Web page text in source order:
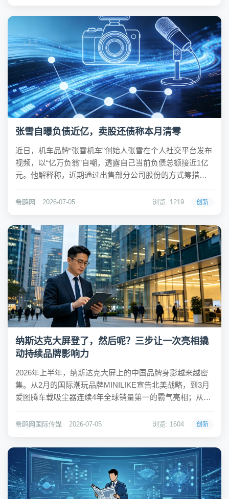
张雪自曝负债近亿，卖股还债称本月清零
近日，机车品牌“张雪机车”创始人张雪在个人社交平台发布
视频，以“亿万负翁”自嘲，透露自己当前负债总额接近1亿
元。他解释称，近期通过出售部分公司股份的方式筹措资
“再也不欠钱了”。希鸥网观察到，张雪在视频中同时分享了
希鸥网 2026-07-05 浏览: 1219 创新
纳斯达克大屏登了，然后呢？三步让一次亮相撬
动持续品牌影响力
2026年上半年，纳斯达克大屏上的中国品牌身影越来越密
集。从2月的国际潮玩品牌MINILIKE宣告北美战略，到3月
爱图腾车载吸尘器连续4年全球销量第一的霸气亮相；从5
米饭说、JJM House等消费品牌密集登屏——几乎每个月
希鸥网国际传媒 2026-07-05 浏览: 1604 创新